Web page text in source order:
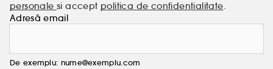
personalesi accept politica de confidentialitate.
Adresă email
De exemplu: nume@exemplu.com